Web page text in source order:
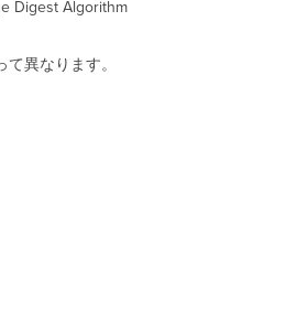
Digest Algorithm
異なります。